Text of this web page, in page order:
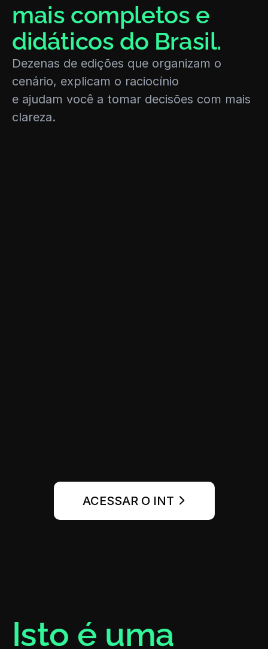
mais completos e
didáticos do Brasil.
Dezenas de edições que organizam o
cenário, explicam o raciocínio
e ajudam você a tomar decisões com mais
clareza.
ACESSAR O INT
Isto é uma